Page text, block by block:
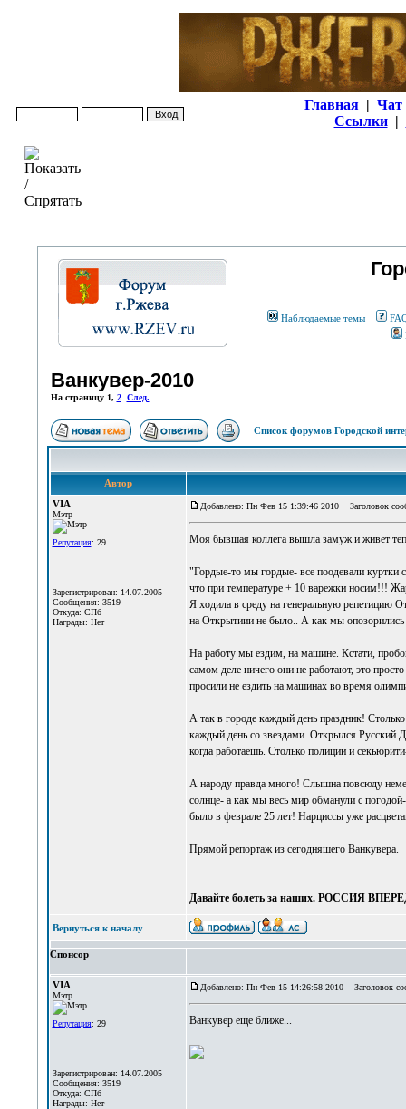
Главная | Чат
Ссылки |
Наблюдаемые темы
Ванкувер-2010
На страницу 1, 2 След.
Список форумов Городской
Автор
VIA
Мэтр
Репутация: 29
Зарегистрирован: 14.07.2005
Сообщения: 3519
Откуда: СПб
Награды: Нет
Добавлено: Пн Фев 15 1:39:46 2010 Заголовок
Моя бывшая коллега вышла замуж и живет
"Гордые-то мы гордые- все поодевали куртки
что при температуре + 10 варежки носим!!!
Я ходила в среду на генеральную репетицию
на Открытиии не было.. А как мы опозорились
На работу мы ездим, на машине. Кстати,
самом деле ничего они не работают, это
просили не ездить на машинах во время
А так в городе каждый день праздник!
каждый день со звездами. Открылся Русский
когда работаешь. Столько полиции и
А народу правда много! Слышна повсюду
солнце- а как мы весь мир обманули с
было в феврале 25 лет! Нарциссы уже
Прямой репортаж из сегодняшего Ванкувера.
Давайте болеть за наших. РОССИЯ
Вернуться к началу
Спонсор
VIA
Мэтр
Репутация: 29
Зарегистрирован: 14.07.2005
Сообщения: 3519
Откуда: СПб
Награды: Нет
Добавлено: Пн Фев 15 14:26:58 2010 Заголовок
Ванкувер еще ближе...